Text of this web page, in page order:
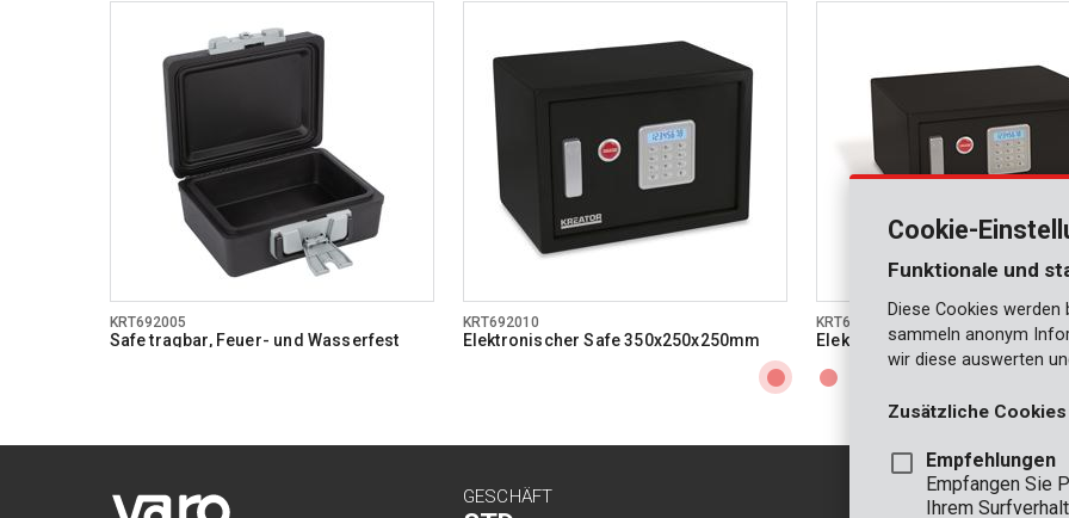
KRT692005
Safe tragbar, Feuer- und Wasserfest
KRT692010
Elektronischer Safe 350x250x250mm
KRT692012
Elektronischer Safe
GESCHÄFT KONTAKT
Cookie-
Funktionale und
Diese Cookies
sammeln anonym
wir diese auswerten
Zusätzliche Cookies
Empfehlungen
Empfangen Sie
Ihrem